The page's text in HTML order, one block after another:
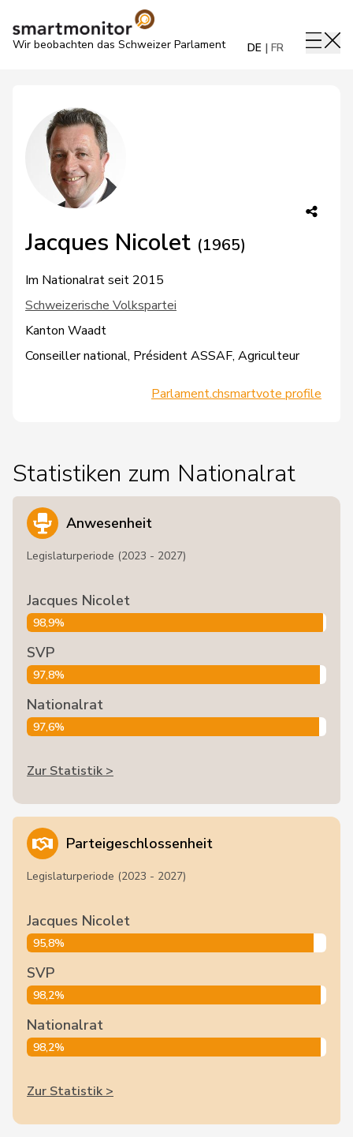
Wir beobachten das Schweizer Parlament DE FR
Jacques Nicolet (1965)
Im Nationalrat seit 2015
Schweizerische Volkspartei
Kanton Waadt
Conseiller national, Président ASSAF, Agriculteur
Parlament.chsmartvote profile
Statistiken zum Nationalrat
Anwesenheit
Legislaturperiode (2023 - 2027)
Jacques Nicolet
98,9%
SVP
97,8%
Nationalrat
97,6%
Zur Statistik >
Parteigeschlossenheit
Legislaturperiode (2023 - 2027)
Jacques Nicolet
95,8%
SVP
98,2%
Nationalrat
98,2%
Zur Statistik >